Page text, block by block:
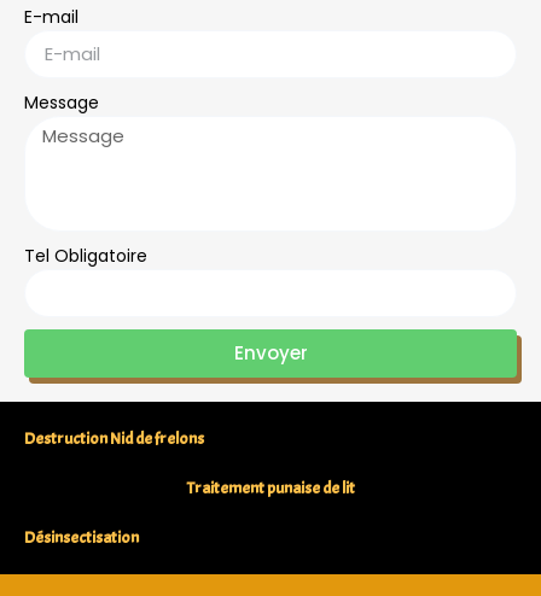
E-mail
Message
Tel Obligatoire
Envoyer
Destruction Nid de frelons
Traitement punaise de lit
Désinsectisation